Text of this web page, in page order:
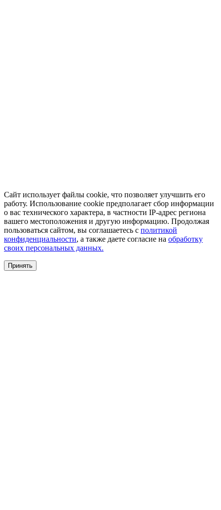
Сайт использует файлы cookie, что позволяет улучшить его
работу. Использование cookie предполагает сбор информации
о вас технического характера, в частности IP-адрес региона
вашего местоположения и другую информацию. Продолжая
пользоваться сайтом, вы соглашаетесь с политикой
конфиденциальности, а также даете согласие на обработку
своих персональных данных.
Принять